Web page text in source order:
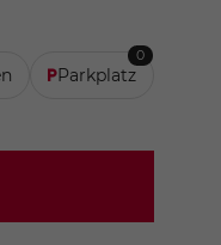
Parkplatz
0